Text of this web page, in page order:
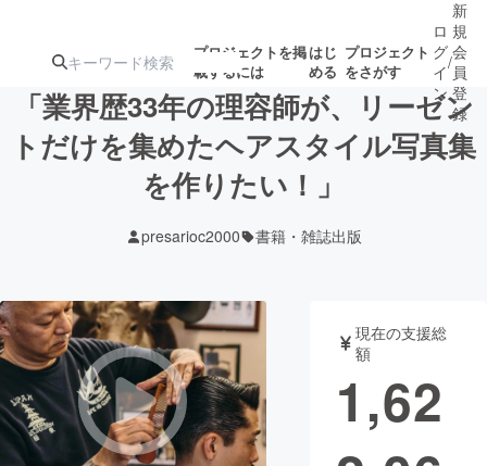
プロジェクトを掲
載するには
はじ
める
プロジェクト
をさがす
注目のリ 注目の新着プロ
ジェクト
募集終了が近いプ
テクノロジー・ガジェット
映像・映画 書籍・雑誌
ロ
グ
イ
ン
/
新
規
会
員
登
録
「業界歴33年の理容師が、リーゼン
トだけを集めたヘアスタイル写真集
を作りたい！」
presarioc2000 書籍・雑誌出版
現在の支援総
額
1,62